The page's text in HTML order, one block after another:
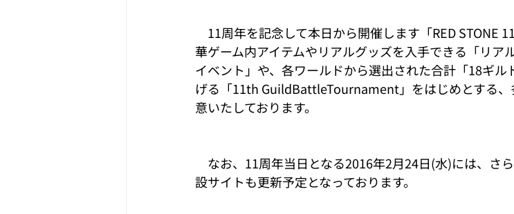
11周年を記念して本日から開催します「RED STONE
華ゲーム内アイテムやリアルグッズを入手できる「リア
イベント」や、各ワールドから選出された合計「18ギ
げる「11th GuildBattleTournament」をはじめとする、
意いたしております。
なお、11周年当日となる2016年2月24日(水)には、さ
設サイトも更新予定となっております。